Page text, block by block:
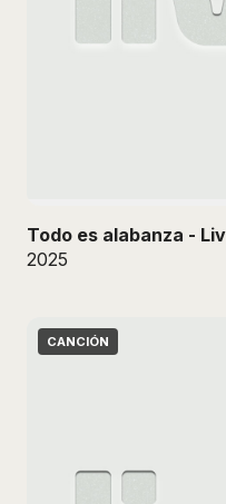
Todo es alabanza -
2025
CANCIÓN